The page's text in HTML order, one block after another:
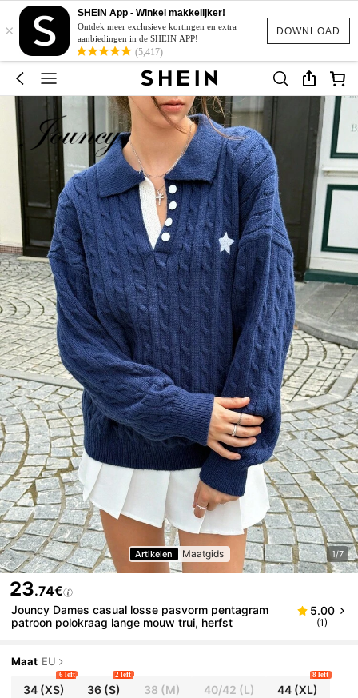
DOWNLOAD
×
SHEIN App - Winkel makkelijker!
Ontdek meer exclusieve kortingen en extra
aanbiedingen in de SHEIN APP!
(5,417)
Artikelen Maatgids 1/7
23.74€
Jouncy Dames casual losse pasvorm pentagram
patroon polokraag lange mouw trui, herfst
5.00
(1)
Maat EU
34(XS)
6 left
36 (S)
2 left
38 (M) 40/42 (L) 44 (XL)
8 left